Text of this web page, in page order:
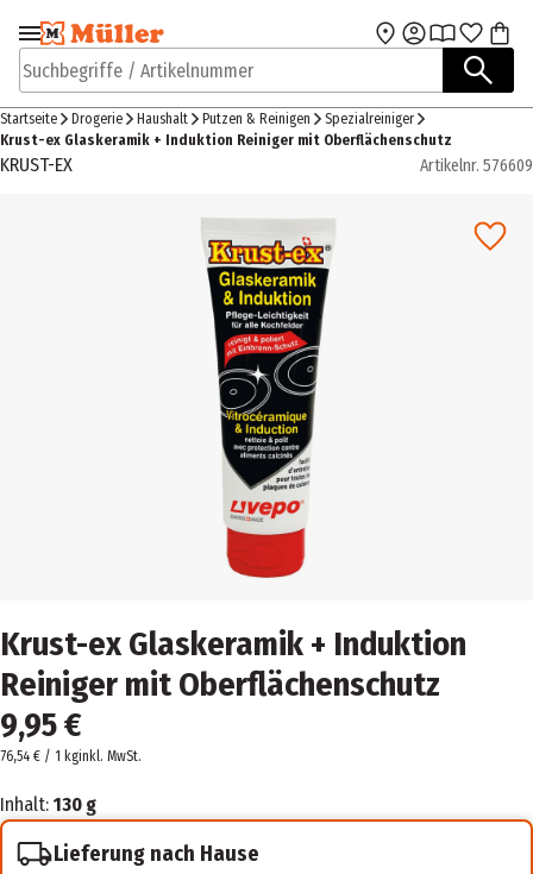
Zur Navigation
springen
Zum Hauptinhalt
Suchbegriffe / Artikelnummer
Startseite Drogerie Haushalt Putzen & Reinigen
Spezialreiniger
Krust-ex Glaskeramik + Induktion Reiniger mit Oberflächenschutz
KRUST-EX Artikelnr. 576609
Krust-ex Glaskeramik + Induktion
Reiniger mit Oberflächenschutz
9,95 €
76,54 € / 1 kginkl. MwSt.
Inhalt: 130 g
Lieferung nach Hause